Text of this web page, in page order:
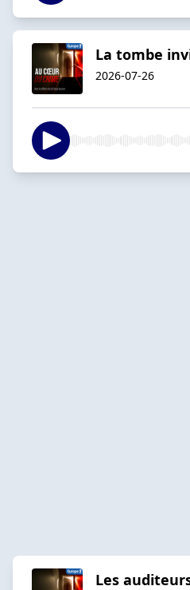
La tombe
2026-07-26
Les